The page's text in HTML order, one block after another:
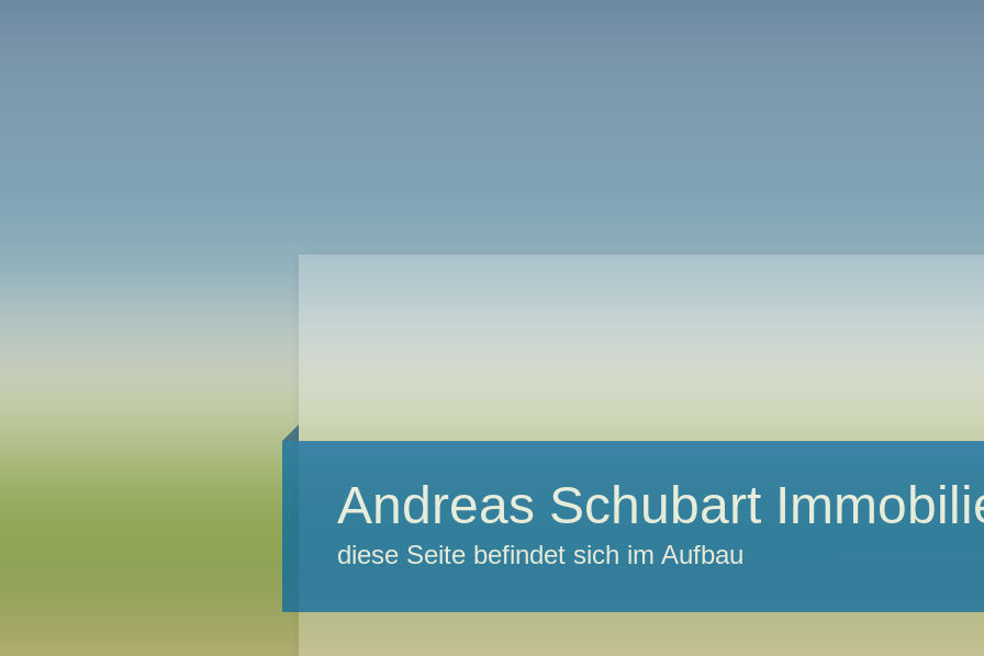
Andreas Schubart
diese Seite befindet sich im Aufbau